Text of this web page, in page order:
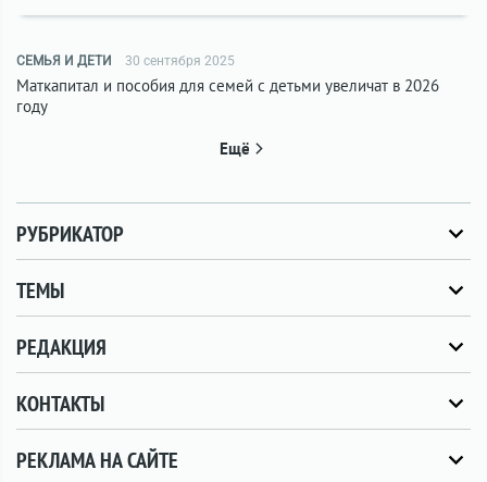
СЕМЬЯ И ДЕТИ 30 сентября 2025
Маткапитал и пособия для семей с детьми увеличат в 2026
году
Ещё
РУБРИКАТОР
ТЕМЫ
РЕДАКЦИЯ
КОНТАКТЫ
РЕКЛАМА НА САЙТЕ